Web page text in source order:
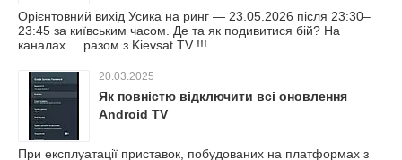
Орієнтовний вихід Усика на ринг — 23.05.2026 після 23:30–
23:45 за київським часом. Де та як подивитися бій? На
каналах ... разом з Kievsat.TV !!!
20.03.2025
Як повністю відключити всі оновлення
Android TV
При експлуатації приставок, побудованих на платформах з